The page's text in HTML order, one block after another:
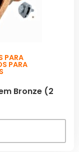
PARA
PARA
Bronze (2